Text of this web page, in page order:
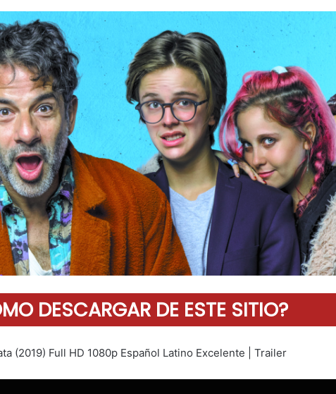
DESCARGAR DE ESTE SITIO?
(2019) Full HD 1080p Español Latino Excelente | Trailer